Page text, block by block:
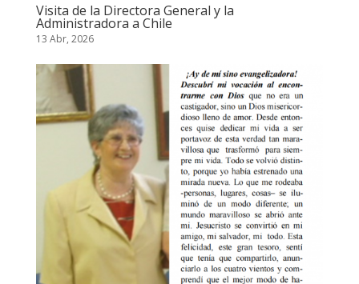
Visita de la Directora General y la
Administradora a Chile
13 Abr, 2026